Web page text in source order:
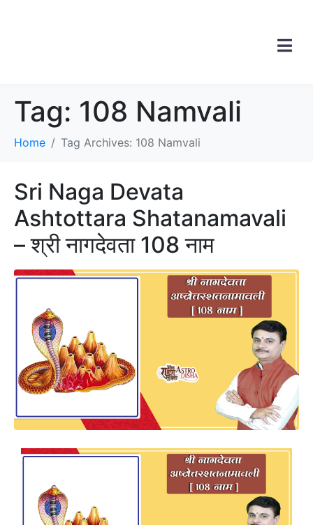
Tag: 108 Namvali
Home Tag Archives: 108 Namvali
Sri Naga Devata
Ashtottara Shatanamavali
– श्री नागदेवता 108 नाम